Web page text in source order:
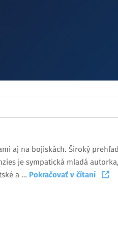
aj na bojiskách. Široký prehľad
je sympatická mladá
a … Pokračovať v čítaní